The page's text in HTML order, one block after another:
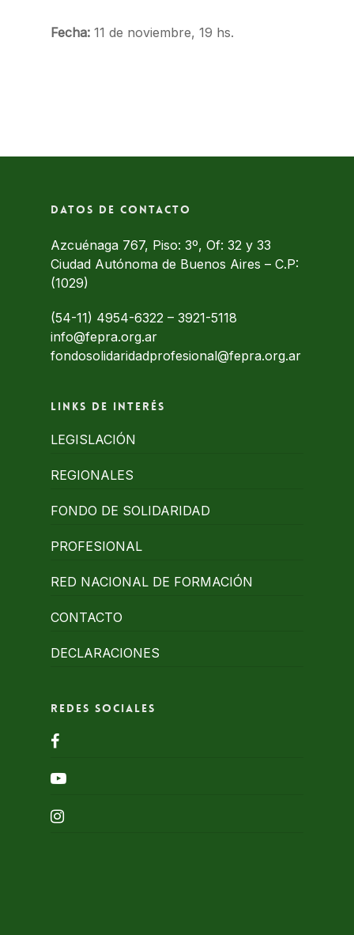
Fecha: 11 de noviembre, 19 hs.
Datos de contacto
Azcuénaga 767, Piso: 3º, Of: 32 y 33
Ciudad Autónoma de Buenos Aires – C.P:
(1029)
(54-11) 4954-6322 – 3921-5118
info@fepra.org.ar
fondosolidaridadprofesional@fepra.org.ar
Links de interés
LEGISLACIÓN
REGIONALES
FONDO DE SOLIDARIDAD
PROFESIONAL
RED NACIONAL DE FORMACIÓN
CONTACTO
DECLARACIONES
Redes Sociales
facebook
youtube
instagram